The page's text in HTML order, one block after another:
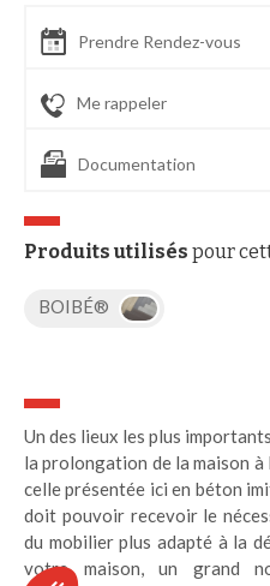
Prendre Rendez-vous
Me rappeler
Documentation
Produits utilisés pour
BOIBÉ®
Un des lieux les plus
la prolongation de la maison à
celle présentée ici en béton
doit pouvoir recevoir le
du mobilier plus adapté à la
votre maison, un grand